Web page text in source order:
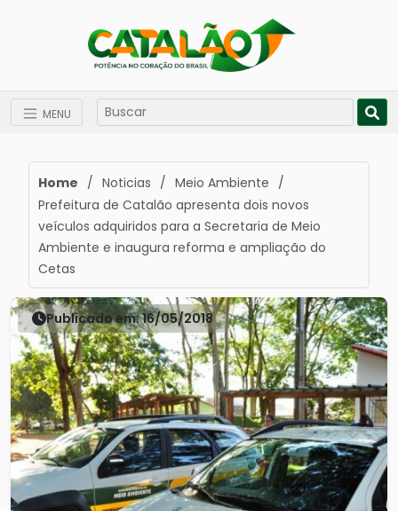
MENU
Home / Noticias / Meio Ambiente /
Prefeitura de Catalão apresenta dois novos
veículos adquiridos para a Secretaria de Meio
Ambiente e inaugura reforma e ampliação do
Cetas
Publicado em: 16/05/2018